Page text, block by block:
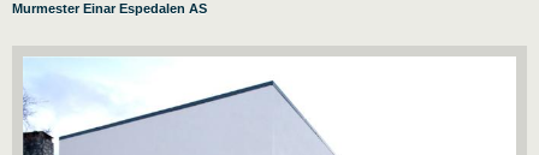
Murmester Einar Espedalen AS